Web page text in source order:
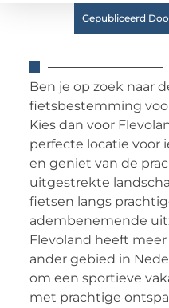
Gepubliceerd
Ben je op zoek naar
fietsbestemming
Kies dan voor
perfecte locatie voor
en geniet van de
uitgestrekte
fietsen langs
adembenemende
Flevoland heeft
ander gebied in
om een sportieve
met prachtige